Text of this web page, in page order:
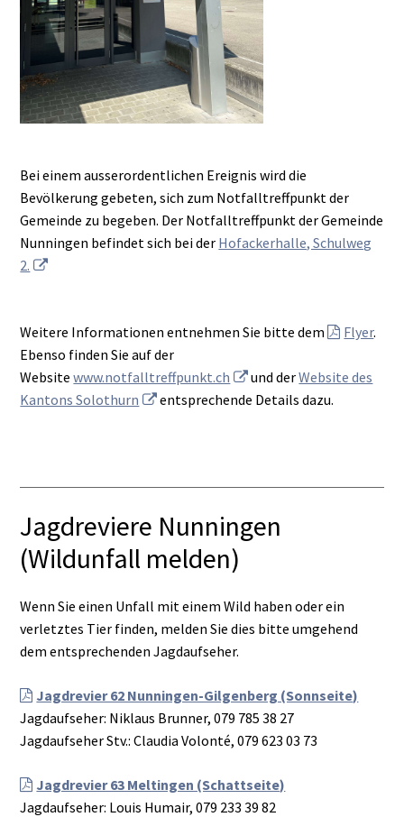
Bei einem ausserordentlichen Ereignis wird die
Bevölkerung gebeten, sich zum Notfalltreffpunkt der
Gemeinde zu begeben. Der Notfalltreffpunkt der Gemeinde
Nunningen befindet sich bei der Hofackerhalle, Schulweg
2.
Weitere Informationen entnehmen Sie bitte dem Flyer.
Ebenso finden Sie auf der
Websitewww.notfalltreffpunkt.ch und derWebsite des
Kantons Solothurn
entsprechende Details dazu.
Jagdreviere Nunningen
(Wildunfall melden)
Wenn Sie einen Unfall mit einem Wild haben oder ein
verletztes Tier finden, melden Sie dies bitte umgehend
dem entsprechenden Jagdaufseher.
Jagdrevier 62 Nunningen-Gilgenberg (Sonnseite)
Jagdaufseher: Niklaus Brunner, 079 785 38 27
Jagdaufseher Stv.: Claudia Volonté, 079 623 03 73
Jagdrevier 63 Meltingen (Schattseite)
Jagdaufseher: Louis Humair, 079 233 39 82